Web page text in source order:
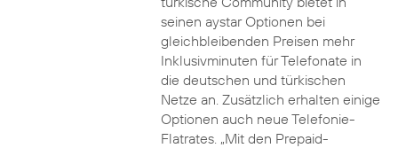
seinen aystar Optionen bei
gleichbleibenden Preisen mehr
Inklusivminuten für Telefonate in
die deutschen und türkischen
Netze an. Zusätzlich erhalten einige
Optionen auch neue Telefonie-
Flatrates. „Mit den Prepaid-